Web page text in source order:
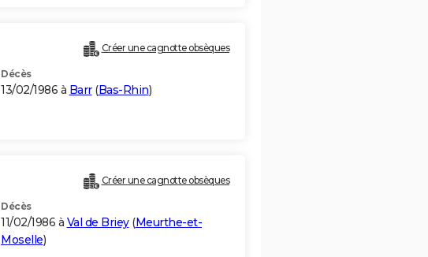
Créer une cagnotte obsèques
Décès
13/02/1986 à Barr(Bas-Rhin)
Créer une cagnotte obsèques
Décès
11/02/1986 à Val de Briey(Meurthe-et-
Moselle)